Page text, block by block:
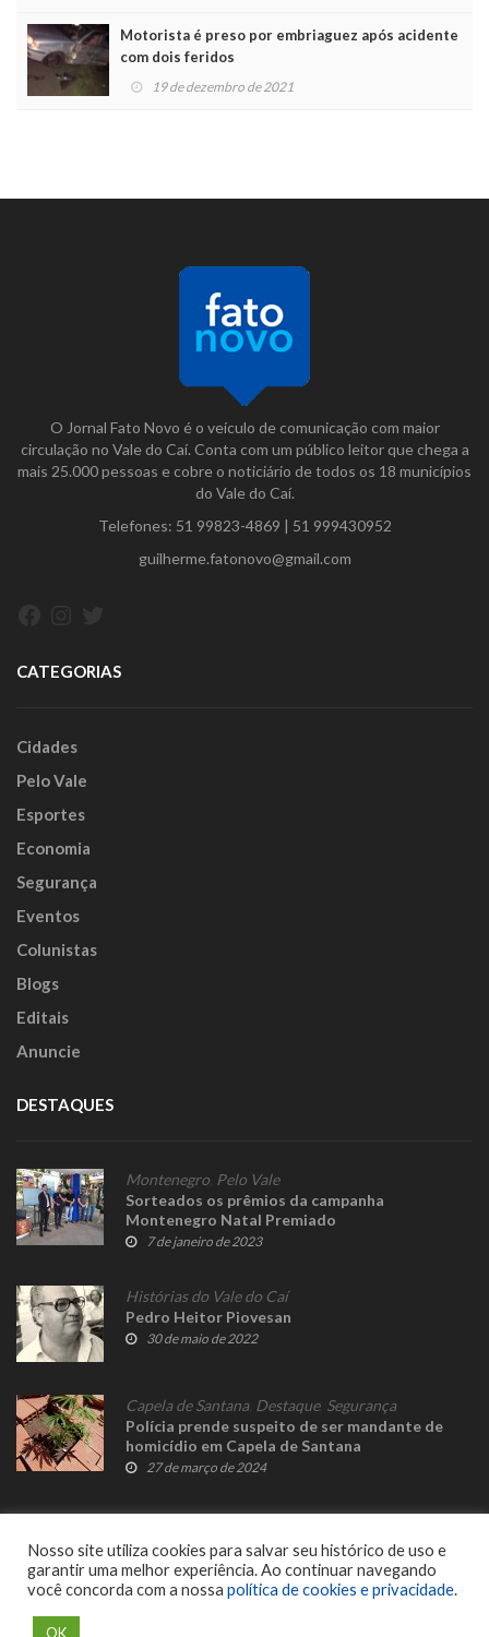
Motorista é preso por embriaguez após acidente
com dois feridos
19 de dezembro de 2021
O Jornal Fato Novo é o veículo de comunicação com maior
circulação no Vale do Caí. Conta com um público leitor que chega a
mais 25.000 pessoas e cobre o noticiário de todos os 18 municípios
do Vale do Caí.
Telefones: 51 99823-4869 | 51 999430952
guilherme.fatonovo@gmail.com
CATEGORIAS
Cidades
Pelo Vale
Esportes
Economia
Segurança
Eventos
Colunistas
Blogs
Editais
Anuncie
DESTAQUES
Montenegro Pelo Vale
Sorteados os prêmios da campanha
Montenegro Natal Premiado
7 de janeiro de 2023
Histórias do Vale do Caí
Pedro Heitor Piovesan
30 de maio de 2022
Capela de Santana, Destaque, Segurança
Polícia prende suspeito de ser mandante de
homicídio em Capela de Santana
27 de março de 2024
Nosso site utiliza cookies para salvar seu histórico de uso e
garantir uma melhor experiência. Ao continuar navegando
você concorda com a nossa política de cookies e privacidade.
OK